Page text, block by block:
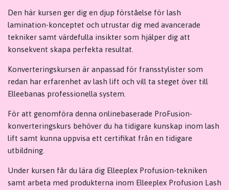
Den här kursen ger dig en djup förståelse för lash
lamination-konceptet och utrustar dig med avancerade
tekniker samt värdefulla insikter som hjälper dig att
konsekvent skapa perfekta resultat.
Konverteringskursen är anpassad för fransstylister som
redan har erfarenhet av lash lift och vill ta steget över till
Elleebanas professionella system.
För att genomföra denna onlinebaserade ProFusion-
konverteringskurs behöver du ha tidigare kunskap inom lash
lift samt kunna uppvisa ett certifikat från en tidigare
utbildning.
Under kursen får du lära dig Elleeplex Profusion-tekniken
samt arbeta med produkterna inom Elleeplex Profusion Lash